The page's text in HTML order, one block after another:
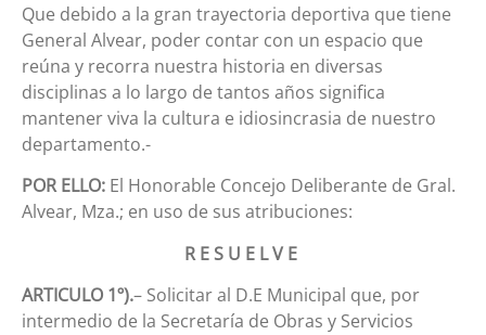
Que debido a la gran trayectoria deportiva que tiene
General Alvear, poder contar con un espacio que
reúna y recorra nuestra historia en diversas
disciplinas a lo largo de tantos años significa
mantener viva la cultura e idiosincrasia de nuestro
departamento.-
POR ELLO: El Honorable Concejo Deliberante de Gral.
Alvear, Mza.; en uso de sus atribuciones:
R E S U E L V E
ARTICULO 1º).– Solicitar al D.E Municipal que, por
intermedio de la Secretaría de Obras y Servicios